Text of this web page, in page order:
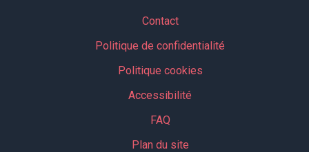
Contact
Politique de confidentialité
Politique cookies
Accessibilité
FAQ
Plan du site